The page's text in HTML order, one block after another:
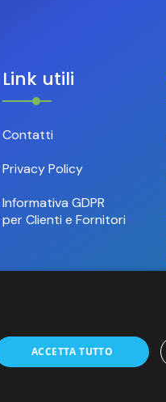
Link utili
Contatti
Privacy Policy
Informativa GDPR
per Clienti e Fornitori
ACCETTA TUTTO